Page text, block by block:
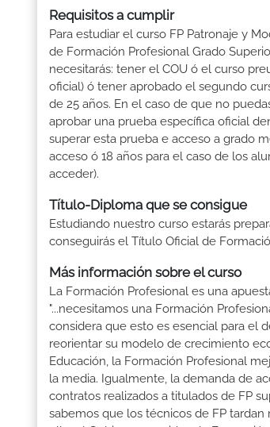
Requisitos a cumplir
Para estudiar el curso FP Patronaje y
de Formación Profesional Grado
necesitarás: tener el COU ó el curso
oficial) ó tener aprobado el segundo
de 25 años. En el caso de que no
aprobar una prueba específica oficial
superar esta prueba e acceso a grado
acceso ó 18 años para el caso de los
acceder).
Título-Diploma que se consigue
Estudiando nuestro curso estarás
conseguirás el Título Oficial de
Más información sobre el curso
La Formación Profesional es una
"...necesitamos una Formación
considera que esto es esencial para el
reorientar su modelo de crecimiento
Educación, la Formación Profesional
la media. Igualmente, la demanda de
contratos realizados a titulados de FP
sabemos que los técnicos de FP